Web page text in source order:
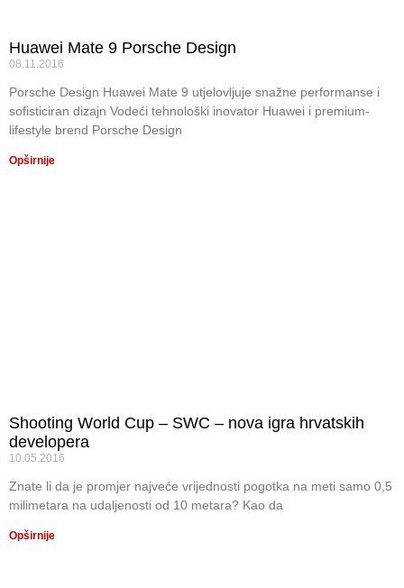
Huawei Mate 9 Porsche Design
08.11.2016
Porsche Design Huawei Mate 9 utjelovljuje snažne performanse i
sofisticiran dizajn Vodeći tehnološki inovator Huawei i premium-
lifestyle brend Porsche Design
Opširnije
Shooting World Cup – SWC – nova igra hrvatskih
developera
10.05.2016
Znate li da je promjer najveće vrijednosti pogotka na meti samo 0,5
milimetara na udaljenosti od 10 metara? Kao da
Opširnije